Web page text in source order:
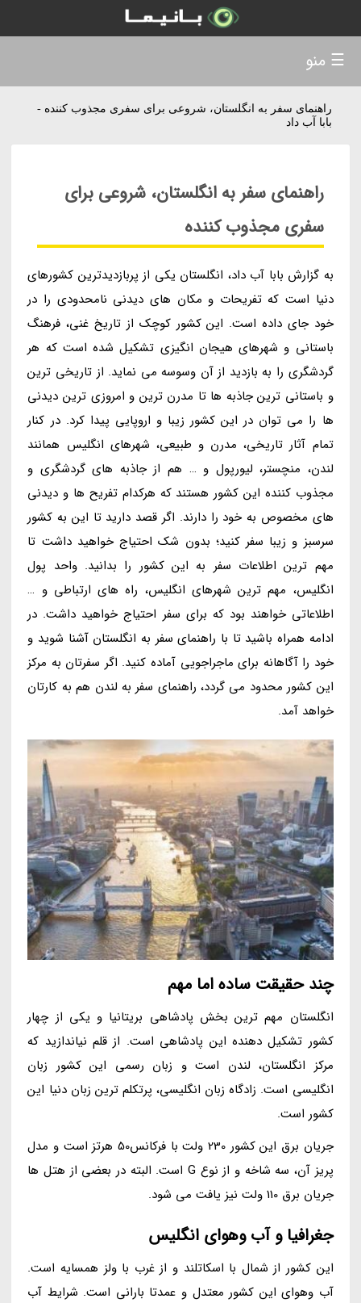
راهنمای سفر به انگلستان، شروعی برای سفری مجذوب کننده -
بابا آب داد
راهنمای سفر به انگلستان، شروعی برای
سفری مجذوب کننده
به گزارش بابا آب داد، انگلستان یکی از پربازدیدترین کشورهای
دنیا است که تفریحات و مکان های دیدنی نامحدودی را در
خود جای داده است. این کشور کوچک از تاریخ غنی، فرهنگ
باستانی و شهرهای هیجان انگیزی تشکیل شده است که هر
گردشگری را به بازدید از آن وسوسه می نماید. از تاریخی ترین
و باستانی ترین جاذبه ها تا مدرن ترین و امروزی ترین دیدنی
ها را می توان در این کشور زیبا و اروپایی پیدا کرد. در کنار
تمام آثار تاریخی، مدرن و طبیعی، شهرهای انگلیس همانند
لندن، منچستر، لیورپول و … هم از جاذبه های گردشگری و
مجذوب کننده این کشور هستند که هرکدام تفریح ها و دیدنی
های مخصوص به خود را دارند. اگر قصد دارید تا این به کشور
سرسبز و زیبا سفر کنید؛ بدون شک احتیاج خواهید داشت تا
مهم ترین اطلاعات سفر به این کشور را بدانید. واحد پول
انگلیس، مهم ترین شهرهای انگلیس، راه های ارتباطی و …
اطلاعاتی خواهند بود که برای سفر احتیاج خواهید داشت. در
ادامه همراه باشید تا با راهنمای سفر به انگلستان آشنا شوید و
خود را آگاهانه برای ماجراجویی آماده کنید. اگر سفرتان به مرکز
این کشور محدود می گردد، راهنمای سفر به لندن هم به کارتان
خواهد آمد.
چند حقیقت ساده اما مهم
انگلستان مهم ترین بخش پادشاهی بریتانیا و یکی از چهار
کشور تشکیل دهنده این پادشاهی است. از قلم نیاندازید که
مرکز انگلستان، لندن است و زبان رسمی این کشور زبان
انگلیسی است. زادگاه زبان انگلیسی، پرتکلم ترین زبان دنیا این
کشور است.
جریان برق این کشور 230 ولت با فرکانس50 هرتز است و مدل
پریز آن، سه شاخه و از نوع G است. البته در بعضی از هتل ها
جریان برق 110 ولت نیز یافت می شود.
جغرافیا و آب وهوای انگلیس
این کشور از شمال با اسکاتلند و از غرب با ولز همسایه است.
آب وهوای این کشور معتدل و عمدتا بارانی است. شرایط آب
☰ منو